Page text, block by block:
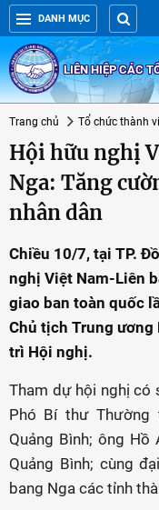
DANH MỤC
LIÊN HIỆP CÁC
Trang chủ Tổ chức thành
Hội hữu nghị
Nga: Tăng
nhân dân
Chiều 10/7, tại TP.
nghị Việt Nam-Liên
giao ban toàn quốc
Chủ tịch Trung ương
trì Hội nghị.
Tham dự hội nghị có
Phó Bí thư Thường
Quảng Bình; ông Hồ
Quảng Bình; cùng
bang Nga các tỉnh